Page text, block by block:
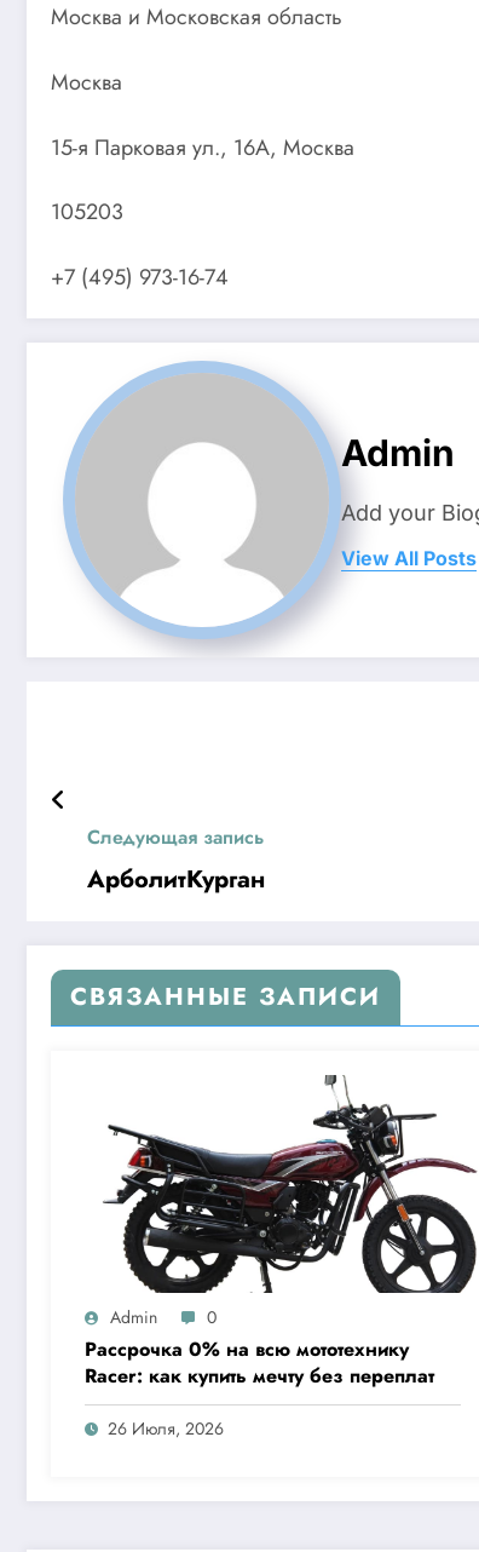
Москва и Московская область
Москва
15-я Парковая ул., 16А, Москва
105203
+7 (495) 973-16-74
Admin
Add your
View All Posts
Следующая запись
АрболитКурган
СВЯЗАННЫЕ ЗАПИСИ
Admin 0
Рассрочка 0% на всю мототехнику
Racer: как купить мечту без переплат
26 Июля, 2026